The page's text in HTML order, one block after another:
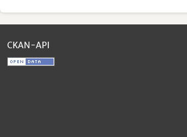
CKAN-API